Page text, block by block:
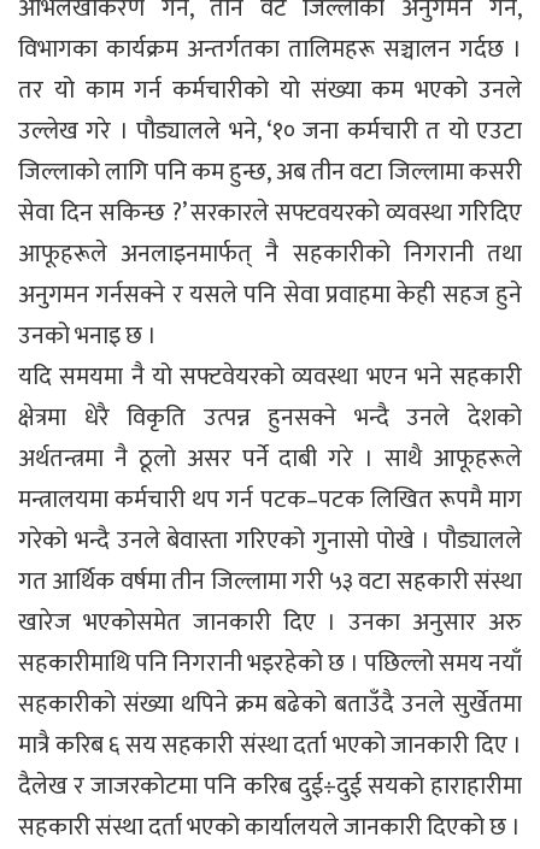
विभागका कार्यक्रम अन्तर्गतका तालिमहरू सञ्चालन गर्दछ ।
तर यो काम गर्न कर्मचारीको यो संख्या कम भएको उनले
उल्लेख गरे । पौड्यालले भने, ‘१० जना कर्मचारी त यो एउटा
जिल्लाको लागि पनि कम हुन्छ, अब तीन वटा जिल्लामा कसरी
सेवा दिन सकिन्छ ?’ सरकारले सफ्टवयरको व्यवस्था गरिदिए
आफूहरूले अनलाइनमार्फत् नै सहकारीको निगरानी तथा
अनुगमन गर्नसक्ने र यसले पनि सेवा प्रवाहमा केही सहज हुने
उनको भनाइ छ ।
यदि समयमा नै यो सफ्टवेयरको व्यवस्था भएन भने सहकारी
क्षेत्रमा धेरै विकृति उत्पन्न हुनसक्ने भन्दै उनले देशको
अर्थतन्त्रमा नै ठूलो असर पर्ने दाबी गरे । साथै आफूहरूले
मन्त्रालयमा कर्मचारी थप गर्न पटक–पटक लिखित रूपमै माग
गरेको भन्दै उनले बेवास्ता गरिएको गुनासो पोखे । पौड्यालले
गत आर्थिक वर्षमा तीन जिल्लामा गरी ५३ वटा सहकारी संस्था
खारेज भएकोसमेत जानकारी दिए । उनका अनुसार अरु
सहकारीमाथि पनि निगरानी भइरहेको छ । पछिल्लो समय नयाँ
सहकारीको संख्या थपिने क्रम बढेको बताउँदै उनले सुर्खेतमा
मात्रै करिब ६ सय सहकारी संस्था दर्ता भएको जानकारी दिए ।
दैलेख र जाजरकोटमा पनि करिब दुई÷दुई सयको हाराहारीमा
सहकारी संस्था दर्ता भएको कार्यालयले जानकारी दिएको छ ।